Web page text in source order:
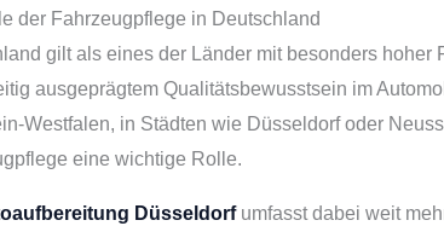
der Fahrzeugpflege in Deutschland
gilt als eines der Länder mit besonders hoher
ausgeprägtem Qualitätsbewusstsein im
Westfalen, in Städten wie Düsseldorf oder
eine wichtige Rolle.
Düsseldorfumfasst dabei weit